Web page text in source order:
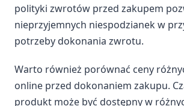
polityki zwrotów przed zakupem
nieprzyjemnych niespodzianek w
potrzeby dokonania zwrotu.
Warto również porównać ceny
online przed dokonaniem zakupu.
produkt może być dostępny w